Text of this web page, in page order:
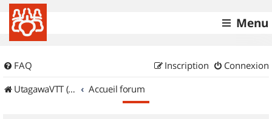
Menu
FAQ Connexion
Inscription
UtagawaVTT (Randos VTT et VTTAE avec traces GPS)
Accueil forum